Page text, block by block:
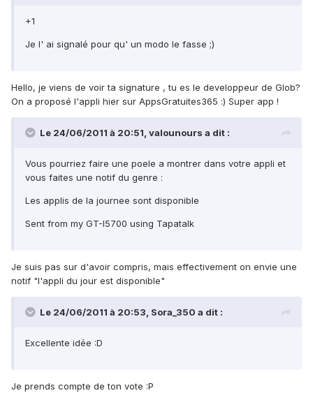
+1
Je l' ai signalé pour qu' un modo le fasse ;)
Hello, je viens de voir ta signature , tu es le developpeur de Glob?
On a proposé l'appli hier sur AppsGratuites365 :) Super app !
Le 24/06/2011 à 20:51, valounours a dit :
Vous pourriez faire une poele a montrer dans votre appli et
vous faites une notif du genre :
Les applis de la journee sont disponible
Sent from my GT-I5700 using Tapatalk
Je suis pas sur d'avoir compris, mais effectivement on envie une
notif "l'appli du jour est disponible"
Le 24/06/2011 à 20:53, Sora_350 a dit :
Excellente idée :D
Je prends compte de ton vote :P